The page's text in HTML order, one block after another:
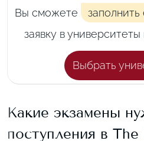
Вы сможете
заявку в
Выбрать
Какие экзамены
поступления в The